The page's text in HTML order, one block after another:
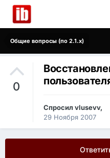
Общие вопросы (по 2.1.x)
0
Спросил vlusevv,
29 Ноября 2007